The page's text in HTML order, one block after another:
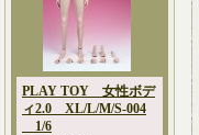
PLAY TOY 女性ボデ
ィ2.0 XL/L/M/S-004
1/6